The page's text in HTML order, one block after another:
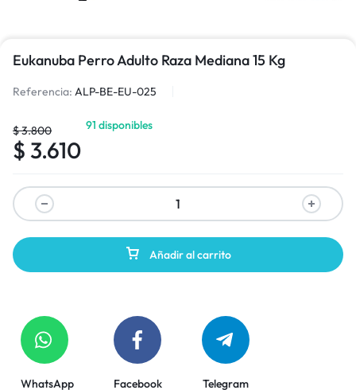
Eukanuba Perro Adulto Raza Mediana 15 Kg
Referencia: ALP-BE-EU-025
$3.800
$ 3.610
91 disponibles
Añadir al carrito
WhatsApp Facebook Telegram